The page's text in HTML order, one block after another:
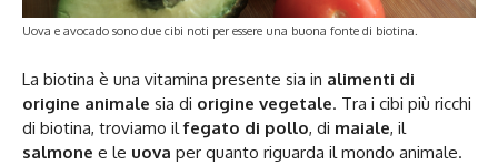
Uova e avocado sono due cibi noti per essere una buona fonte di biotina.
La biotina è una vitamina presente sia in alimenti di
origine animale sia di origine vegetale. Tra i cibi più ricchi
di biotina, troviamo ilfegato di pollo, di maiale, il
salmone e le uova per quanto riguarda il mondo animale.